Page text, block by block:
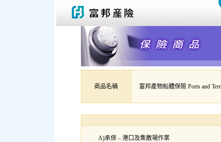
商品名稱 富邦產物船體保險 Ports and
A)承保 – 港口及集散場作業